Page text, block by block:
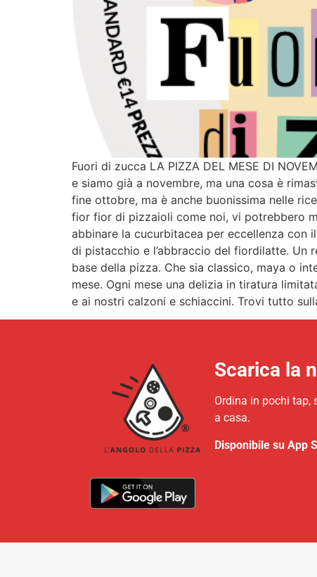
Fuori di zucca LA PIZZA DEL MESE DI
e siamo già a novembre, ma una cosa è
fine ottobre, ma è anche buonissima nelle
fior fior di pizzaioli come noi, vi potrebbero
abbinare la cucurbitacea per eccellenza con
di pistacchio e l’abbraccio del fiordilatte. Un
base della pizza. Che sia classico, maya o
mese. Ogni mese una delizia in tiratura
e ai nostri calzoni e schiaccini. Trovi tutto
Scarica la
Ordina in pochi tap,
a casa.
Disponibile su App